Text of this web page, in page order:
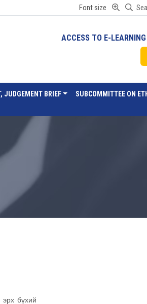
Font size
ACCESS TO E-
JUDGEMENT BRIEF SUBCOMMITTEE ON
бүхий